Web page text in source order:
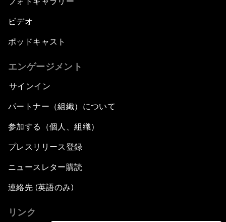
ビデオ
ポッドキャスト
エンゲージメント
サインイン
パートナー（組織）について
参加する（個人、組織）
プレスリリース登録
ニュースレター購読
連絡先 (英語のみ)
リンク